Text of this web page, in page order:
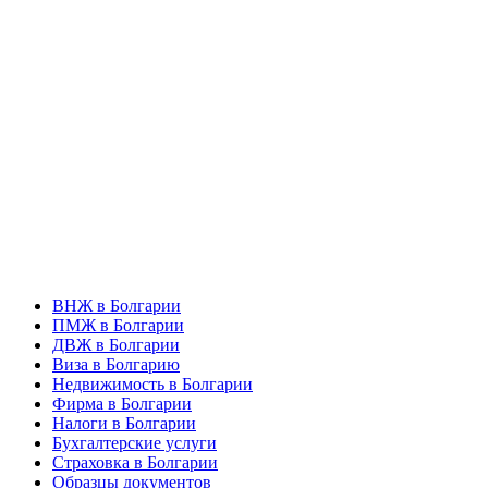
ВНЖ в Болгарии
ПМЖ в Болгарии
ДВЖ в Болгарии
Виза в Болгарию
Недвижимость в Болгарии
Фирма в Болгарии
Налоги в Болгарии
Бухгалтерские услуги
Страховка в Болгарии
Образцы документов